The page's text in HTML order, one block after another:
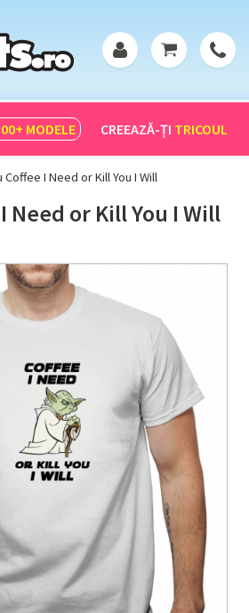
MODELE CREEAZĂ-ȚI TRICOUL
Coffee I Need or Kill You I Will
Need or Kill You I Will